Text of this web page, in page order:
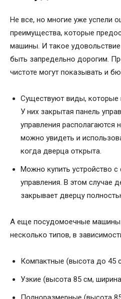
Не все, но многие уже успели
преимущества, которые
машины. И такое
быть запредельно дорогим.
чистоте могут показывать и
Существуют виды, которые
У них закрытая панель
управления располагаются
можно увидеть и
когда дверца открыта.
Можно купить устройство
управления. В этом случае
закрывает дверцу
А еще посудомоечные
несколько типов, в
Компактные (высота до 45
Узкие (высота 85 см,